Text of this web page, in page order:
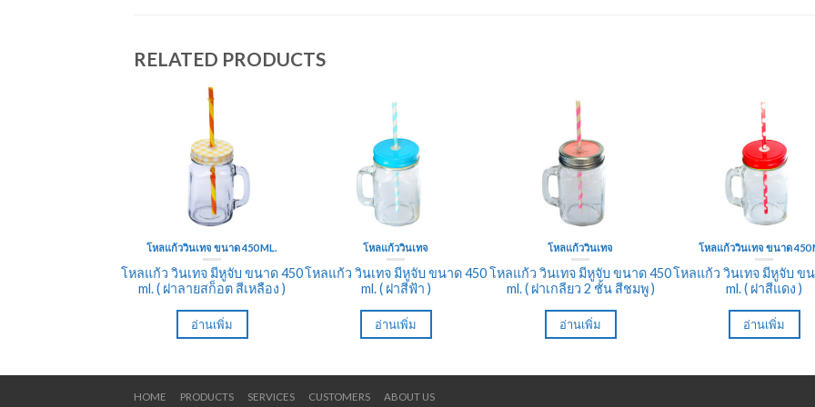
RELATED PRODUCTS
โหลแก้ววินเทจ ขนาด 450 ML.
โหลแก้ว วินเทจ มีหูจับ ขนาด 450
ml. ( ฝาลายสก็อต สีเหลือง )
อ่านเพิ่ม
โหลแก้ววินเทจ
โหลแก้ว วินเทจ มีหูจับ ขนาด 450
ml. ( ฝาสีฟ้า )
อ่านเพิ่ม
โหลแก้ววินเทจ
โหลแก้ว วินเทจ มีหูจับ ขนาด 450
ml. ( ฝาเกลียว 2 ชั้น สีชมพู )
อ่านเพิ่ม
โหลแก้ววินเทจ ขนาด 450
โหลแก้ว วินเทจ มีหูจับ ขน
ml. ( ฝาสีแดง )
อ่านเพิ่ม
HOME PRODUCTS SERVICES CUSTOMERS ABOUT US